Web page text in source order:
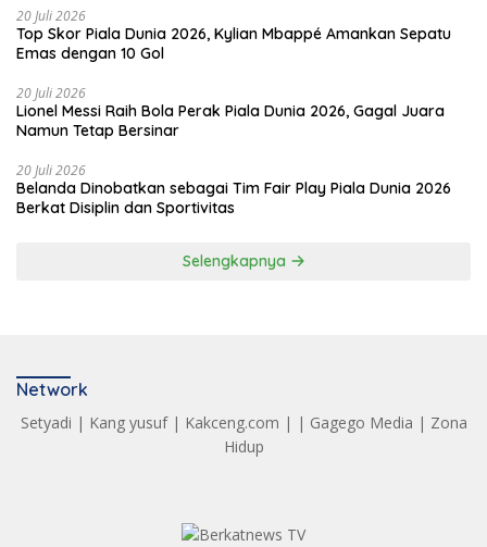
20 Juli 2026
Top Skor Piala Dunia 2026, Kylian Mbappé Amankan Sepatu
Emas dengan 10 Gol
20 Juli 2026
Lionel Messi Raih Bola Perak Piala Dunia 2026, Gagal Juara
Namun Tetap Bersinar
20 Juli 2026
Belanda Dinobatkan sebagai Tim Fair Play Piala Dunia 2026
Berkat Disiplin dan Sportivitas
Selengkapnya
Network
Setyadi | Kang yusuf| Kakceng.com | | Gagego Media | Zona
Hidup